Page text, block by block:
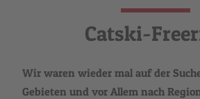
Catski-
Wir waren wieder mal auf der
Gebieten und vor Allem nach